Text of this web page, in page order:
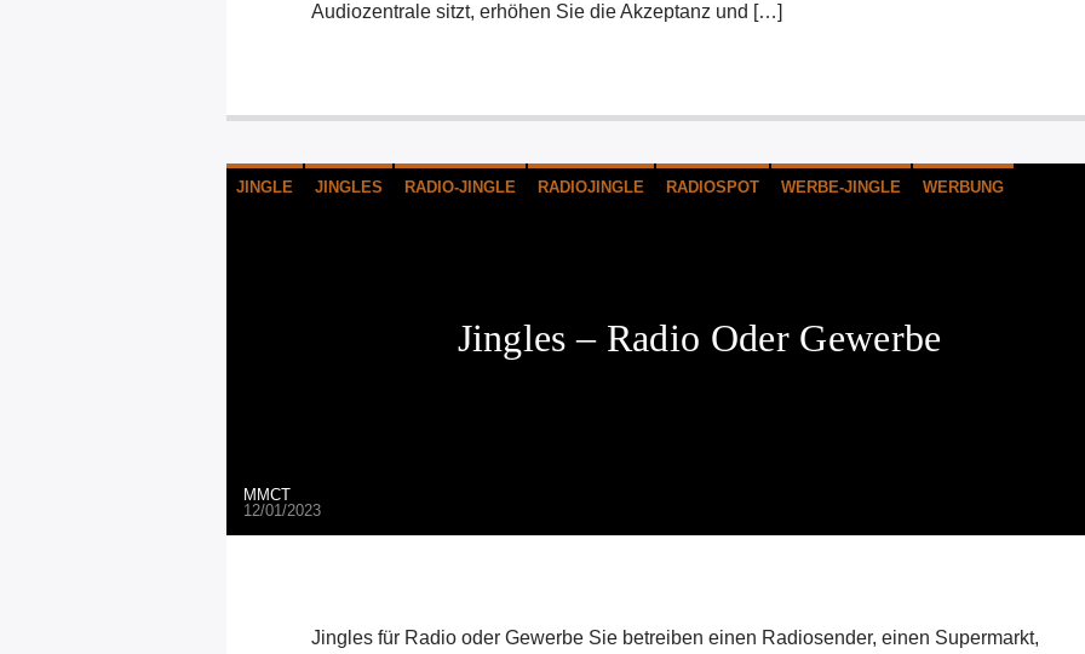
Audiozentrale sitzt, erhöhen Sie die Akzeptanz und […]
JINGLE JINGLES RADIO-JINGLE RADIOJINGLE RADIOSPOT WERBE-JINGLE WERBUNG
Jingles – Radio Oder Gewerbe
MMCT
12/01/2023
Jingles für Radio oder Gewerbe Sie betreiben einen Radiosender, einen Supermarkt,